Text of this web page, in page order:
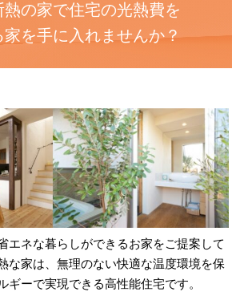
熱の家で住宅の光熱費を
家を手に入れませんか？
エネな暮らしができるお家をご提案して
な家は、無理のない快適な温度環境を保
ギーで実現できる高性能住宅です。